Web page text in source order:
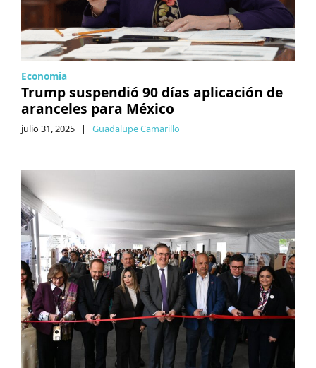
Economia
Trump suspendió 90 días aplicación de
aranceles para México
julio 31, 2025 | Guadalupe Camarillo